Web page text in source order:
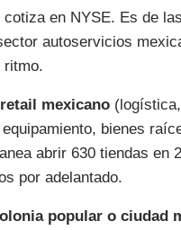
en NYSE. Es de
autoservicios
ritmo.
mexicano (logística,
bienes
abrir 630 tiendas en
por adelantado.
popular o ciudad